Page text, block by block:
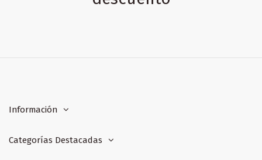
Información
Categorías Destacadas